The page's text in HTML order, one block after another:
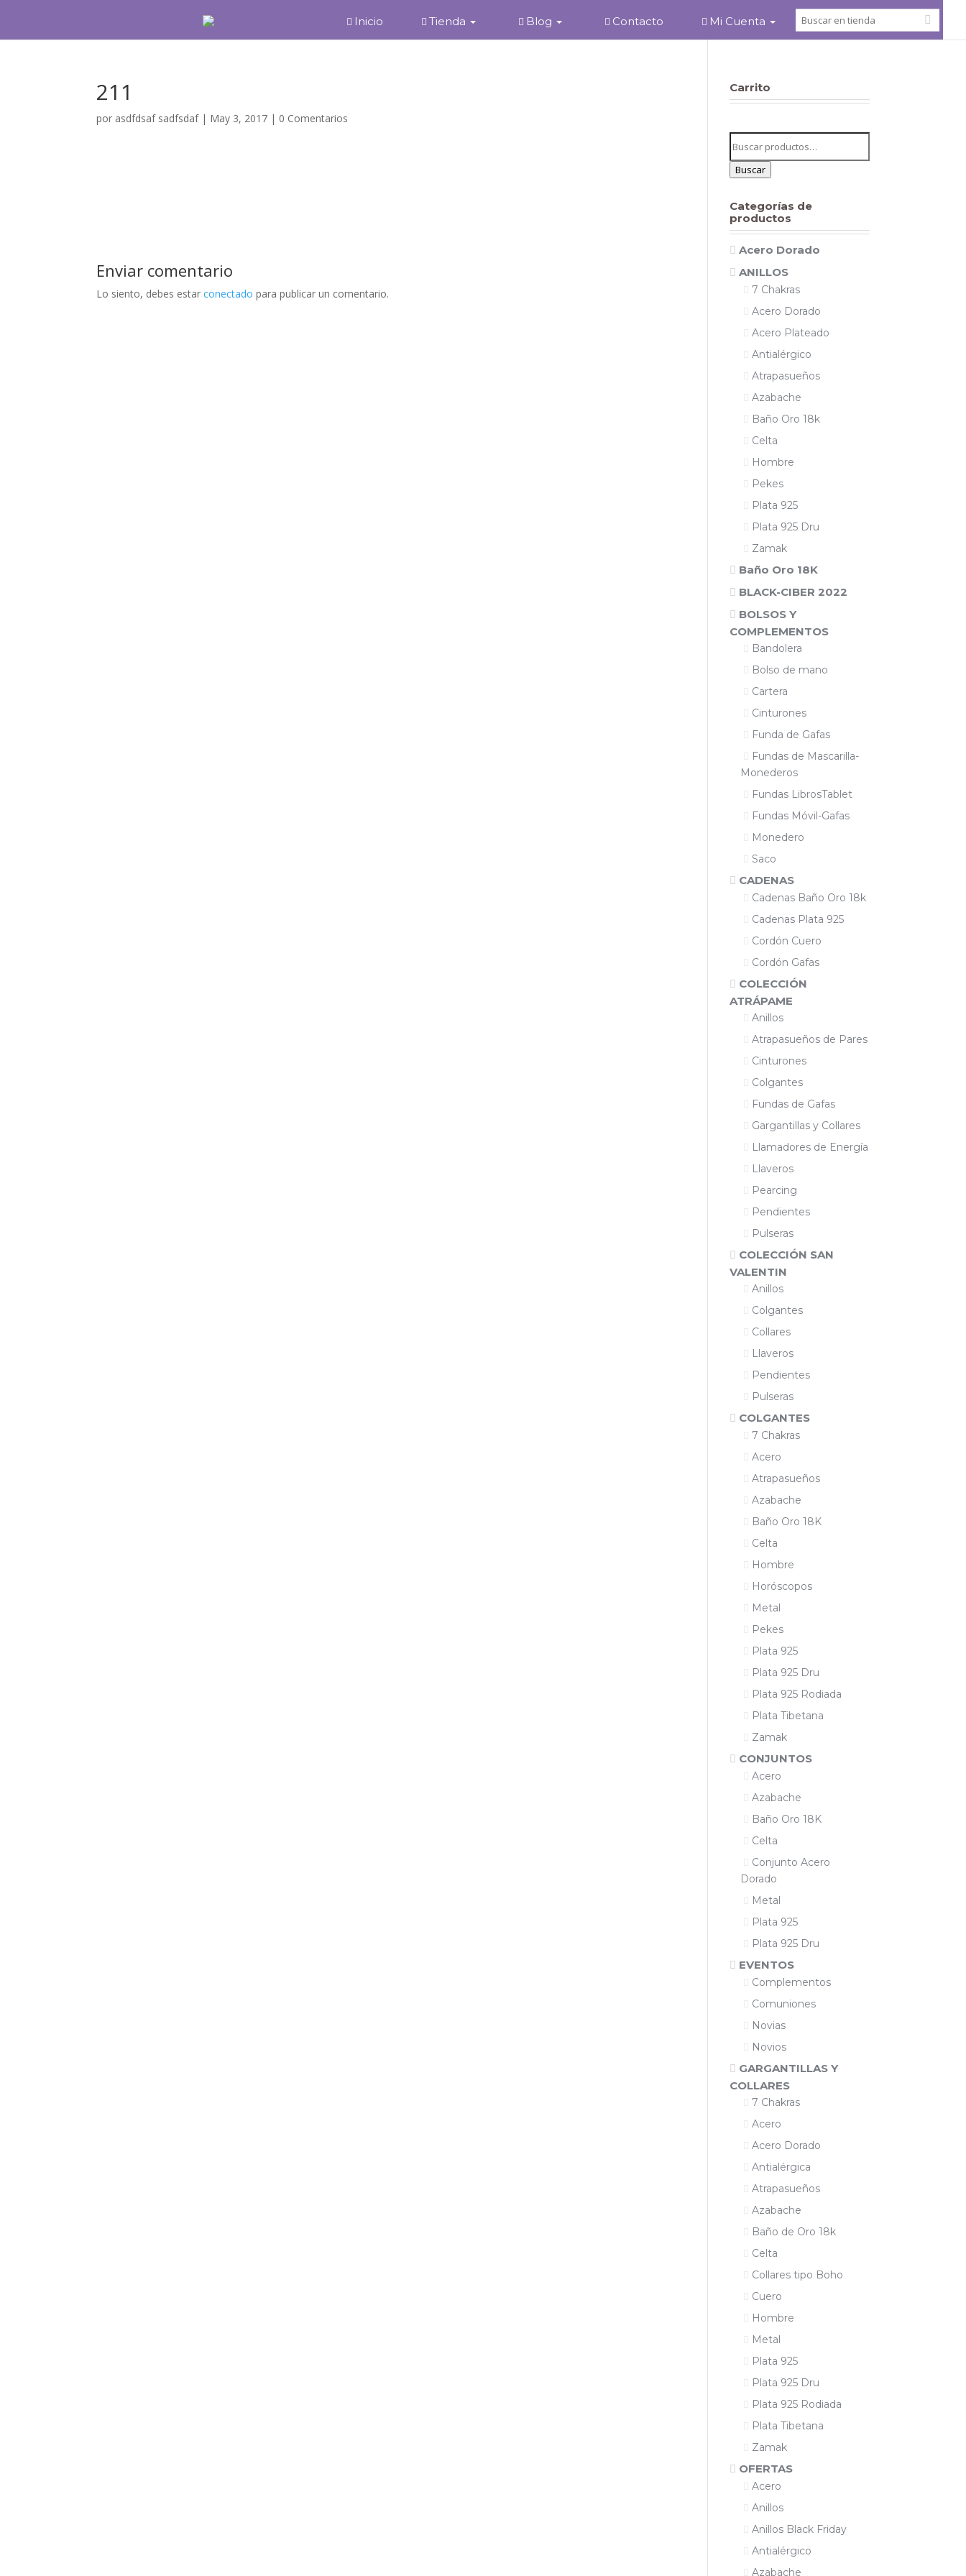
Inicio Tienda Blog Contacto Mi Cuenta
211
por asdfdsaf sadfsdaf| May 3, 2017 | 0 Comentarios
Enviar comentario
Lo siento, debes estarconectado para publicar un comentario.
Carrito
por:
Buscar
Categorías de
productos
Acero Dorado
ANILLOS
7 Chakras
Acero Dorado
Acero Plateado
Antialérgico
Atrapasueños
Azabache
Baño Oro 18k
Celta
Hombre
Pekes
Plata 925
Plata 925 Dru
Zamak
Baño Oro 18K
BLACK-CIBER 2022
BOLSOS Y
COMPLEMENTOS
Bandolera
Bolso de mano
Cartera
Cinturones
Funda de Gafas
Fundas de Mascarilla-
Monederos
Fundas LibrosTablet
Fundas Móvil-Gafas
Monedero
Saco
CADENAS
Cadenas Baño Oro 18k
Cadenas Plata 925
Cordón Cuero
Cordón Gafas
COLECCIÓN
ATRÁPAME
Anillos
Atrapasueños de Pares
Cinturones
Colgantes
Fundas de Gafas
Gargantillas y Collares
Llamadores de Energía
Llaveros
Pearcing
Pendientes
Pulseras
COLECCIÓN SAN
VALENTIN
Anillos
Colgantes
Collares
Llaveros
Pendientes
Pulseras
COLGANTES
7 Chakras
Acero
Atrapasueños
Azabache
Baño Oro 18K
Celta
Hombre
Horóscopos
Metal
Pekes
Plata 925
Plata 925 Dru
Plata 925 Rodiada
Plata Tibetana
Zamak
CONJUNTOS
Acero
Azabache
Baño Oro 18K
Celta
Conjunto Acero
Dorado
Metal
Plata 925
Plata 925 Dru
EVENTOS
Complementos
Comuniones
Novias
Novios
GARGANTILLAS Y
COLLARES
7 Chakras
Acero
Acero Dorado
Antialérgica
Atrapasueños
Azabache
Baño de Oro 18k
Celta
Collares tipo Boho
Cuero
Hombre
Metal
Plata 925
Plata 925 Dru
Plata 925 Rodiada
Plata Tibetana
Zamak
OFERTAS
Acero
Anillos
Anillos Black Friday
Antialérgico
Azabache